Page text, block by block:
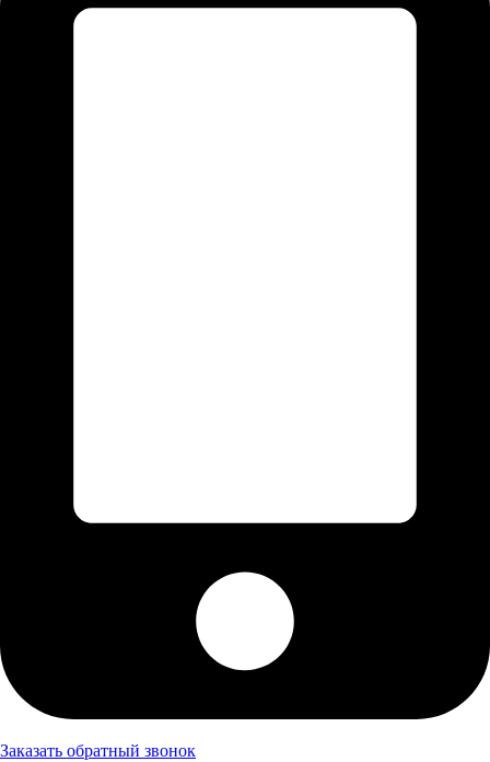
Заказать обратный звонок